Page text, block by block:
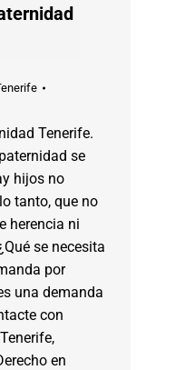
Tenerife.
se
hijos no
tanto, que no
herencia ni
se necesita
por
una demanda
con
en